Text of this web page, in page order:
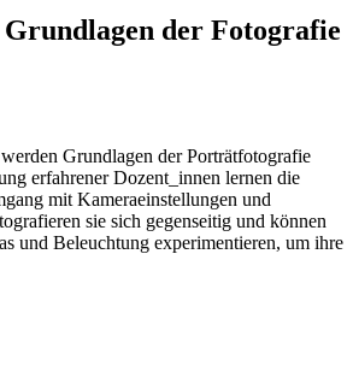
der Fotografie
Grundlagen der Porträtfotografie
erfahrener Dozent_innen lernen die
mit Kameraeinstellungen und
sie sich gegenseitig und können
und Beleuchtung experimentieren, um ihre